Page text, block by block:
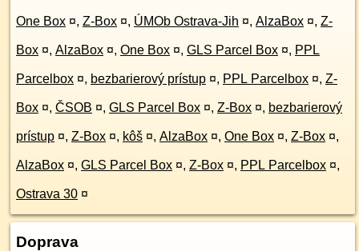
One Box ¤, Z-Box ¤, ÚMOb Ostrava-Jih ¤, AlzaBox ¤, Z-
Box ¤, AlzaBox ¤, One Box ¤, GLS Parcel Box ¤, PPL
Parcelbox ¤, bezbarierový prístup ¤, PPL Parcelbox ¤, Z-
Box ¤, ČSOB ¤, GLS Parcel Box ¤, Z-Box ¤, bezbarierový
prístup ¤, Z-Box ¤, kôš ¤, AlzaBox ¤, One Box ¤, Z-Box ¤,
AlzaBox ¤, GLS Parcel Box ¤, Z-Box ¤, PPL Parcelbox ¤,
Ostrava 30 ¤
Doprava